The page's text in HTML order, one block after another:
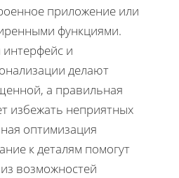
приложение или
функциями.
и
делают
а правильная
избежать неприятных
оптимизация
к деталям помогут
возможностей